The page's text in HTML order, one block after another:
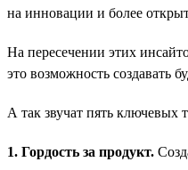
на инновации и более
На пересечении этих
это возможность создавать
А так звучат пять ключевых
1. Гордость за продукт.